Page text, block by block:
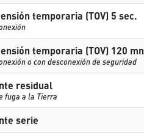
temporaria (TOV) 5 sec.
temporaria (TOV) 120 mn
o con desconexión de seguridad
residual
fuga a la Tierra
serie